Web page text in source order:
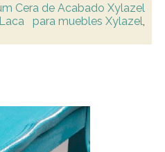
Cera de Acabado Xylazel
para muebles Xylazel,